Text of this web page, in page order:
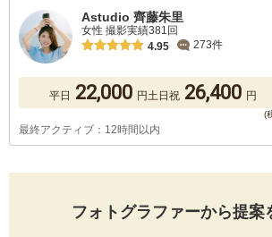
Astudio 齊藤朱里
女性 撮影実績381回
4.95
273件
平日 22,000 円土日祝 26,400 円
最終アクティブ：12時間以内
フォトグラファーから提案